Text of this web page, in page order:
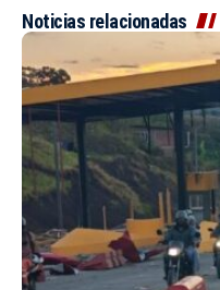
Noticias relacionadas